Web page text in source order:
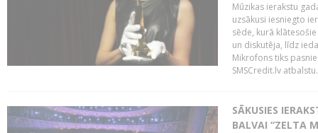
Mūzikas ierakstu
uzsākusi iesniegto
sēde, kurā
un diskutēja, līdz
Mikrofons tiks
SMSCredit.lv
SĀKUSIES
BALVAI “ZELTA